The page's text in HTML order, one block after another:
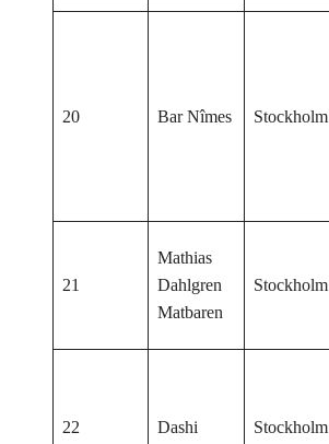
20 Bar Nîmes Stockholm
21
Mathias
Dahlgren
Matbaren
Stockholm
22 Dashi Stockholm